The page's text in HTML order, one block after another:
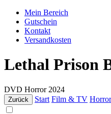
Mein Bereich
Gutschein
Kontakt
Versandkosten
Lethal Prison
DVD Horror 2024
Zurück Start Film & TV Horror